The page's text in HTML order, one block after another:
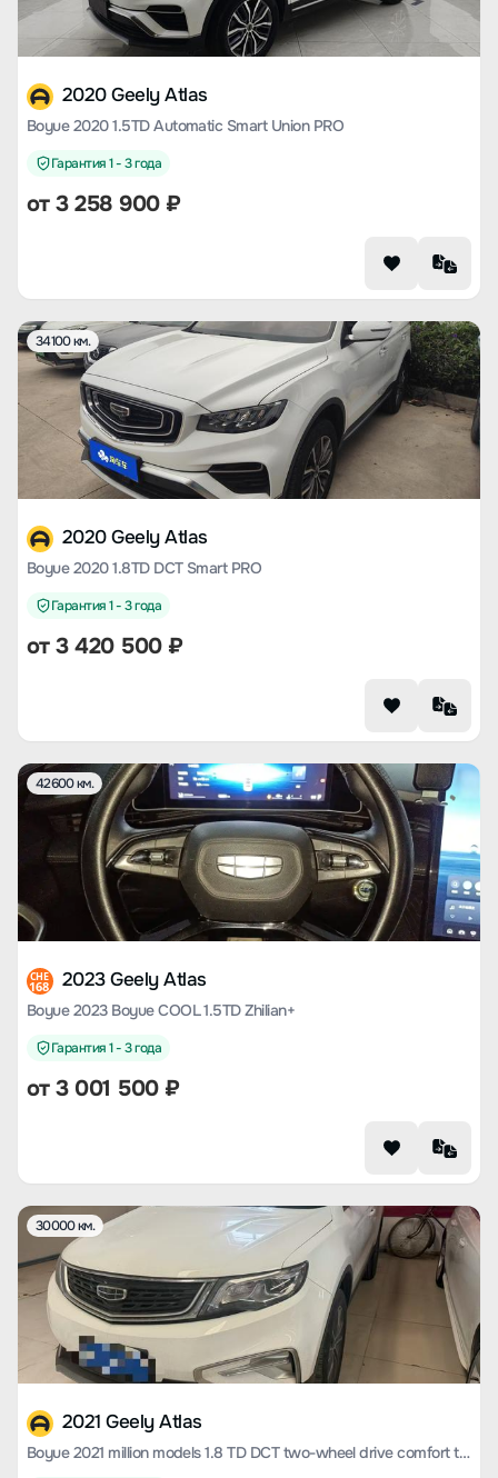
2020 Geely Atlas
Boyue 2020 1.5TD Automatic Smart Union PRO
Гарантия 1 - 3 года
от3 258 900₽
34100 км.
2020 Geely Atlas
Boyue 2020 1.8TD DCT Smart PRO
Гарантия 1 - 3 года
от3 420 500₽
42600 км.
CHE
168 2023 Geely Atlas
Boyue 2023 Boyue COOL 1.5TD Zhilian+
Гарантия 1 - 3 года
от3 001 500₽
30000 км.
2021 Geely Atlas
Boyue 2021 million models 1.8 TD DCT two-wheel drive comfort type